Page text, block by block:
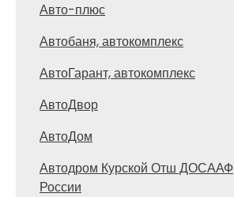
Авто-плюс
Автобаня, автокомплекс
АвтоГарант, автокомплекс
АвтоДвор
АвтоДом
Автодром Курской Отш ДОСААФ
России